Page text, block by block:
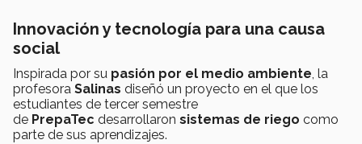
Innovación y tecnología para una causa
social
Inspirada por su pasión por el medio ambiente, la
profesora Salinas diseñó un proyecto en el que los
estudiantes de tercer semestre
de PrepaTec desarrollaron sistemas de riego como
parte de sus aprendizajes.